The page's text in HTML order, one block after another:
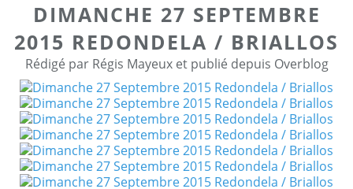
DIMANCHE 27 SEPTEMBRE
2015 REDONDELA / BRIALLOS
Rédigé par Régis Mayeux et publié depuis Overblog